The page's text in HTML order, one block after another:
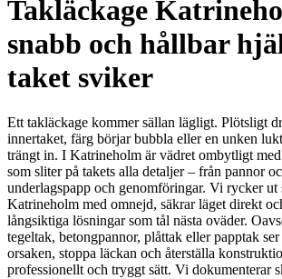
Takläckage
snabb och hållbar
taket sviker
Ett takläckage kommer sällan lägligt. Plötsligt
innertaket, färg börjar bubbla eller en unken
trängt in. I Katrineholm är vädret ombytligt
som sliter på takets alla detaljer – från pannor
underlagspapp och genomföringar. Vi rycker ut
Katrineholm med omnejd, säkrar läget direkt
långsiktiga lösningar som tål nästa oväder.
tegeltak, betongpannor, plåttak eller papptak
orsaken, stoppa läckan och återställa
professionellt och tryggt sätt. Vi dokumenterar